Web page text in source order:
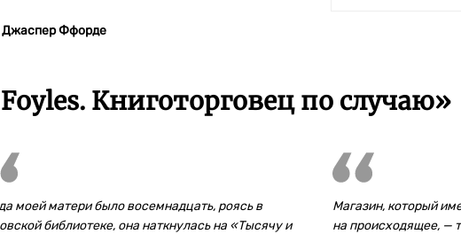
Джаспер Ффорде
Книготорговец по случаю»
моей матери было восемнадцать, роясь в
библиотеке, она наткнулась на «Тысячу и
Магазин, который
на происходящее, —